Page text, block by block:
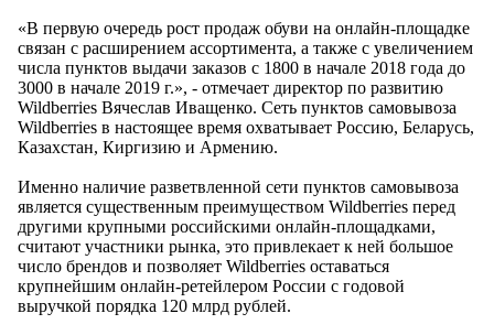
«В первую очередь рост продаж обуви на онлайн-площадке
связан с расширением ассортимента, а также с увеличением
числа пунктов выдачи заказов с 1800 в начале 2018 года до
3000 в начале 2019 г.», - отмечает директор по развитию
Wildberries Вячеслав Иващенко. Сеть пунктов самовывоза
Wildberries в настоящее время охватывает Россию, Беларусь,
Казахстан, Киргизию и Армению.
Именно наличие разветвленной сети пунктов самовывоза
является существенным преимуществом Wildberries перед
другими крупными российскими онлайн-площадками,
считают участники рынка, это привлекает к ней большое
число брендов и позволяет Wildberries оставаться
крупнейшим онлайн-ретейлером России с годовой
выручкой порядка 120 млрд рублей.